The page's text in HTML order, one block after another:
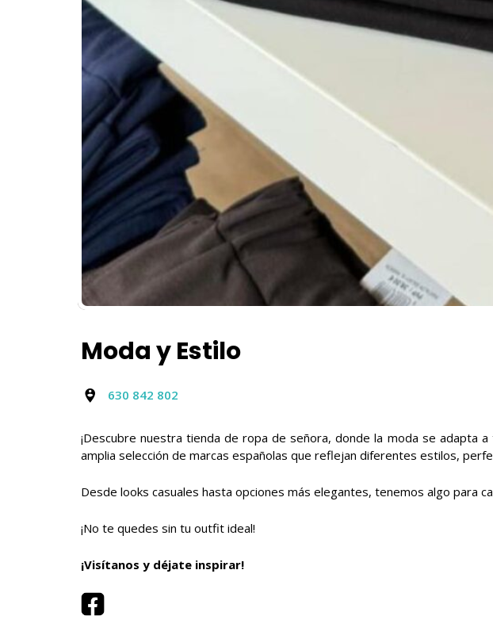
Moda y Estilo
630 842 802
¡Descubre nuestra tienda de ropa de señora, donde la moda se adapta
amplia selección de marcas españolas que reflejan diferentes estilos,
Desde looks casuales hasta opciones más elegantes, tenemos algo para
¡No te quedes sin tu outfit ideal!
¡Visítanos y déjate inspirar!